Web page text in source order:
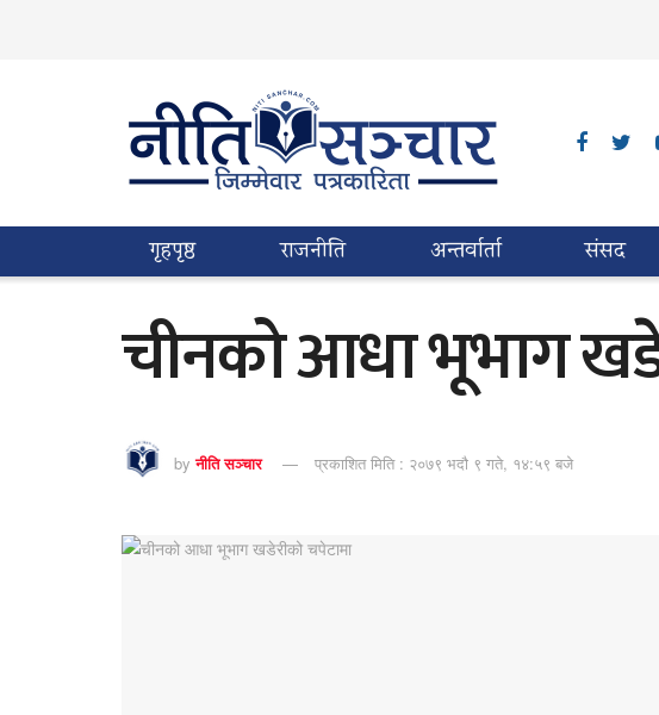
गृहपृष्ठ राजनीति अन्तर्वार्ता संसद
चीनको आधा भूभाग
by नीति सञ्चार प्रकाशित मिति : २०७९ भदौ ९ गते, १४:५९ बजे